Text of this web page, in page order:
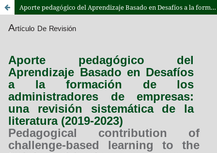
Aporte pedagógico del Aprendizaje Basado en Desafíos a la formación de los administradores de empresas: una revisión sistemática de la literatura (2019-2023)